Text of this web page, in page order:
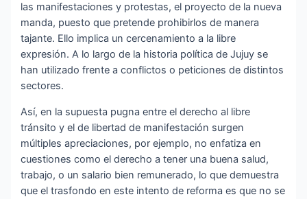
las manifestaciones y protestas, el proyecto de la nueva
manda, puesto que pretende prohibirlos de manera
tajante. Ello implica un cercenamiento a la libre
expresión. A lo largo de la historia política de Jujuy se
han utilizado frente a conflictos o peticiones de distintos
sectores.
Así, en la supuesta pugna entre el derecho al libre
tránsito y el de libertad de manifestación surgen
múltiples apreciaciones, por ejemplo, no enfatiza en
cuestiones como el derecho a tener una buena salud,
trabajo, o un salario bien remunerado, lo que demuestra
que el trasfondo en este intento de reforma es que no se